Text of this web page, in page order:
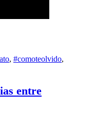
, #comoteolvido,
entre